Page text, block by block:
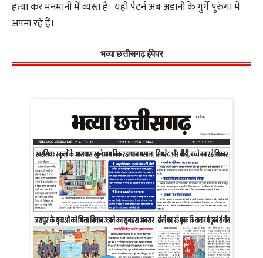
हत्या कर मनमानी में व्यस्त है। यही पैटर्न अब अडानी के गुर्गे पुरुंगा में
अपना रहे हैं।
भव्या छत्तीसगढ़ ईपेपर